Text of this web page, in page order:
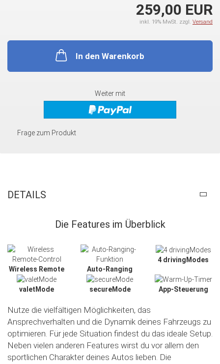
259,00 EUR
inkl. 19% MwSt. zzgl. Versand
In den Warenkorb
Weiter mit
Frage zum Produkt
DETAILS
Die Features im Überblick
Wireless Remote Auto-Ranging
4 drivingModes
valetMode secureMode App-Steuerung
Nutze die vielfältigen Möglichkeiten, das
Ansprechverhalten und die Dynamik deines Fahrzeugs zu
optimieren. Für jede Situation findest du das ideale Setup.
Neben vielen anderen Features wirst du vor allem den
sportlichen Charakter deines Autos lieben. Die